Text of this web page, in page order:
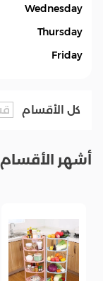
Wednesday
Thursday
Friday
كل الأقسام
أشهر الأقسام